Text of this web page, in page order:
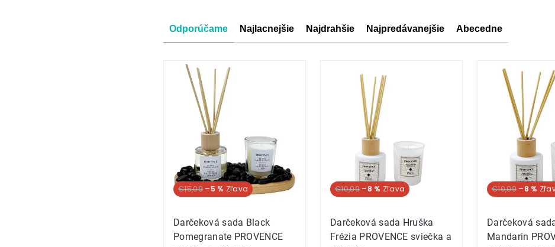
Radenie
produktov
Odporúčame Najlacnejšie Najdrahšie Najpredávanejšie Abecedne
Výpis
produktov
€15,09 –5 %
Darčeková sada Black
Pomegranate PROVENCE
€10,09 –8 %
Darčeková sada Hruška
Frézia PROVENCE sviečka a
€10,09 –8 %
Darčeková
Mandarin